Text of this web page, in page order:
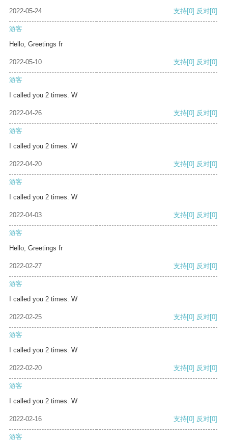
2022-05-24 支持[0] 反对[0]
游客
Hello, Greetings fr
2022-05-10 支持[0] 反对[0]
游客
I called you 2 times. W
2022-04-26 支持[0] 反对[0]
游客
I called you 2 times. W
2022-04-20 支持[0] 反对[0]
游客
I called you 2 times. W
2022-04-03 支持[0] 反对[0]
游客
Hello, Greetings fr
2022-02-27 支持[0] 反对[0]
游客
I called you 2 times. W
2022-02-25 支持[0] 反对[0]
游客
I called you 2 times. W
2022-02-20 支持[0] 反对[0]
游客
I called you 2 times. W
2022-02-16 支持[0] 反对[0]
游客